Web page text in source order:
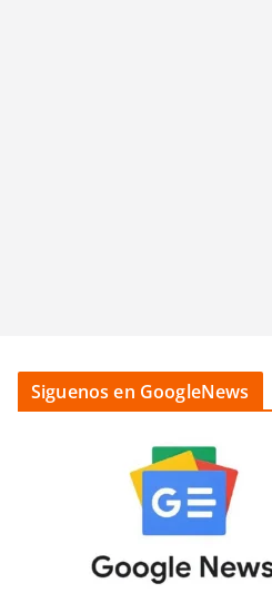
Siguenos en GoogleNews